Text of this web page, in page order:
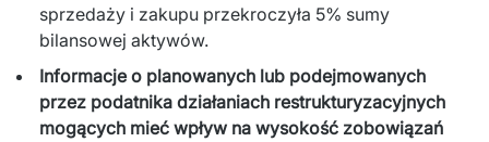
sprzedaży i zakupu przekroczyła 5% sumy
bilansowej aktywów.
Informacje o planowanych lub podejmowanych
przez podatnika działaniach restrukturyzacyjnych
mogących mieć wpływ na wysokość zobowiązań